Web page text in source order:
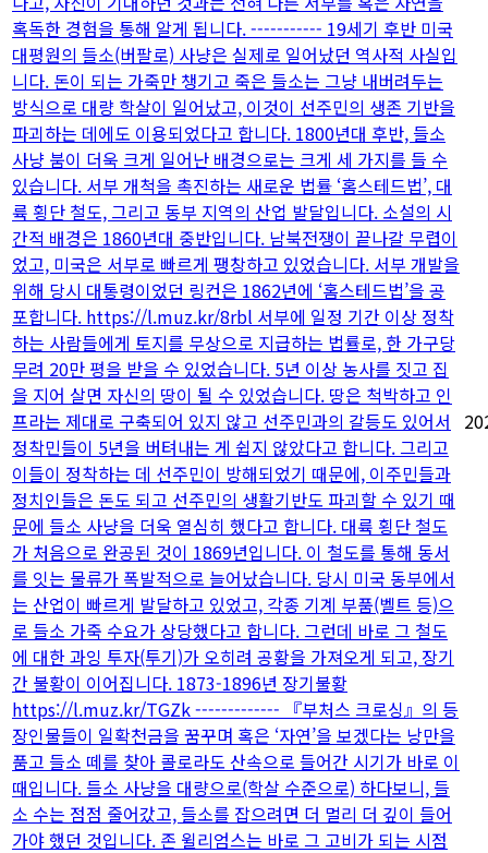
혹독한 경험을 통해 알게 됩니다. ----------- 19세기 후반 미국
대평원의 들소(버팔로) 사냥은 실제로 일어났던 역사적 사실입
니다. 돈이 되는 가죽만 챙기고 죽은 들소는 그냥 내버려두는
방식으로 대량 학살이 일어났고, 이것이 선주민의 생존 기반을
파괴하는 데에도 이용되었다고 합니다. 1800년대 후반, 들소
사냥 붐이 더욱 크게 일어난 배경으로는 크게 세 가지를 들 수
있습니다. 서부 개척을 촉진하는 새로운 법률 ‘홈스테드법’, 대
륙 횡단 철도, 그리고 동부 지역의 산업 발달입니다. 소설의 시
간적 배경은 1860년대 중반입니다. 남북전쟁이 끝나갈 무렵이
었고, 미국은 서부로 빠르게 팽창하고 있었습니다. 서부 개발을
위해 당시 대통령이었던 링컨은 1862년에 ‘홈스테드법’을 공
포합니다. https://l.muz.kr/8rbl 서부에 일정 기간 이상 정착
하는 사람들에게 토지를 무상으로 지급하는 법률로, 한 가구당
무려 20만 평을 받을 수 있었습니다. 5년 이상 농사를 짓고 집
을 지어 살면 자신의 땅이 될 수 있었습니다. 땅은 척박하고 인
프라는 제대로 구축되어 있지 않고 선주민과의 갈등도 있어서
정착민들이 5년을 버텨내는 게 쉽지 않았다고 합니다. 그리고
이들이 정착하는 데 선주민이 방해되었기 때문에, 이주민들과
정치인들은 돈도 되고 선주민의 생활기반도 파괴할 수 있기 때
문에 들소 사냥을 더욱 열심히 했다고 합니다. 대륙 횡단 철도
가 처음으로 완공된 것이 1869년입니다. 이 철도를 통해 동서
를 잇는 물류가 폭발적으로 늘어났습니다. 당시 미국 동부에서
는 산업이 빠르게 발달하고 있었고, 각종 기계 부품(벨트 등)으
로 들소 가죽 수요가 상당했다고 합니다. 그런데 바로 그 철도
에 대한 과잉 투자(투기)가 오히려 공황을 가져오게 되고, 장기
간 불황이 이어집니다. 1873-1896년 장기불황
https://l.muz.kr/TGZk ------------- 『부처스 크로싱』의 등
장인물들이 일확천금을 꿈꾸며 혹은 ‘자연’을 보겠다는 낭만을
품고 들소 떼를 찾아 콜로라도 산속으로 들어간 시기가 바로 이
때입니다. 들소 사냥을 대량으로(학살 수준으로) 하다보니, 들
소 수는 점점 줄어갔고, 들소를 잡으려면 더 멀리 더 깊이 들어
가야 했던 것입니다. 존 윌리엄스는 바로 그 고비가 되는 시점